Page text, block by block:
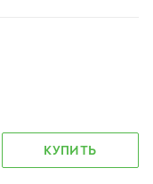
КУПИТЬ